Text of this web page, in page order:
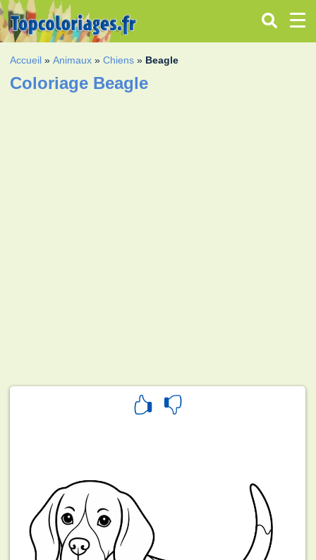
Accueil »Animaux »Chiens » Beagle
Coloriage Beagle